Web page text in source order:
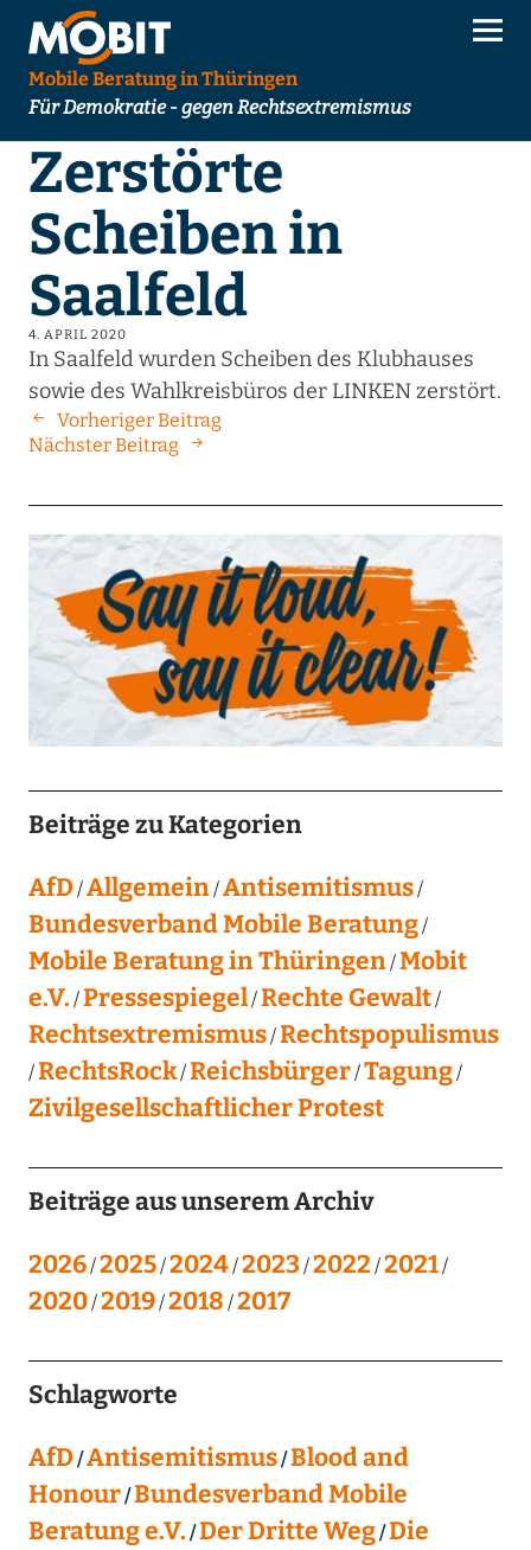
Mobile Beratung in Thüringen
Für Demokratie - gegen Rechtsextremismus
Zerstörte
Scheiben in
Saalfeld
4. APRIL 2020
In Saalfeld wurden Scheiben des Klubhauses
sowie des Wahlkreisbüros der LINKEN zerstört.
Vorheriger Beitrag
Nächster Beitrag
Beiträge zu Kategorien
AfD Allgemein Antisemitismus
Bundesverband Mobile Beratung
Mobile Beratung in Thüringen Mobit
e.V. Pressespiegel Rechte Gewalt
Rechtsextremismus Rechtspopulismus
RechtsRock Reichsbürger Tagung
Zivilgesellschaftlicher Protest
Beiträge aus unserem Archiv
2026 2025 2024 2023 2022 2021
2020 2019 2018 2017
Schlagworte
AfD Antisemitismus Blood and
Honour Bundesverband Mobile
Beratung e.V. Der Dritte Weg Die